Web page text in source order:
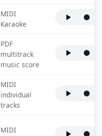
MIDI
Karaoke
PDF
multitrack
music score
MIDI
individual
tracks
MIDI